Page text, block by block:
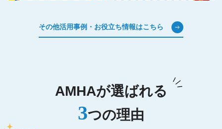
その他活用事例・お役立ち情報はこちら
AMHAが選ばれる
3つの理由